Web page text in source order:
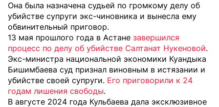
Она была назначена судьей по громкому делу об
убийстве супруги экс-чиновника и вынесла ему
обвинительный приговор.
13 мая прошлого года в Астане завершился
процесс по делу об убийстве Салтанат Нукеновой.
Экс-министра национальной экономики Куандыка
Бишимбаева суд признал виновным в истязании и
убийстве своей супруги. Его приговорили к 24
годам лишения свободы.
В августе 2024 года Кульбаева дала эксклюзивное